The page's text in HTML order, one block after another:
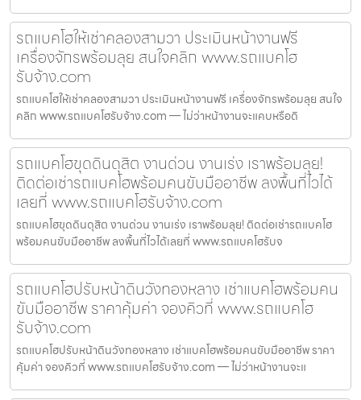
รถแบคโฮให้เช่าคลองสามวา ประเมินหน้างานฟรี
เครื่องจักรพร้อมลุย สนใจคลิก www.รถแบคโฮ
รับจ้าง.com
รถแบคโฮให้เช่าคลองสามวา ประเมินหน้างานฟรี เครื่องจักรพร้อมลุย สนใจ
คลิก www.รถแบคโฮรับจ้าง.com — ไม่ว่าหน้างานจะแคบหรือดิ
รถแบคโฮขุดดินดุสิต งานด่วน งานเร่ง เราพร้อมลุย!
ติดต่อเช่ารถแบคโฮพร้อมคนขับมืออาชีพ ลงพื้นที่ไวได้
เลยที่ www.รถแบคโฮรับจ้าง.com
รถแบคโฮขุดดินดุสิต งานด่วน งานเร่ง เราพร้อมลุย! ติดต่อเช่ารถแบคโฮ
พร้อมคนขับมืออาชีพ ลงพื้นที่ไวได้เลยที่ www.รถแบคโฮรับจ
รถแบคโฮปรับหน้าดินวังทองหลาง เช่าแบคโฮพร้อมคน
ขับมืออาชีพ ราคาคุ้มค่า จองคิวที่ www.รถแบคโฮ
รับจ้าง.com
รถแบคโฮปรับหน้าดินวังทองหลาง เช่าแบคโฮพร้อมคนขับมืออาชีพ ราคา
คุ้มค่า จองคิวที่ www.รถแบคโฮรับจ้าง.com — ไม่ว่าหน้างานจะแ